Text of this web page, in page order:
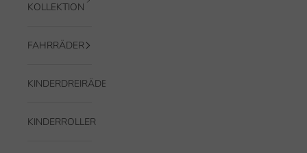
KOLLEKTION
FAHRRÄDER
KINDERDREIRÄDER
KINDERROLLER